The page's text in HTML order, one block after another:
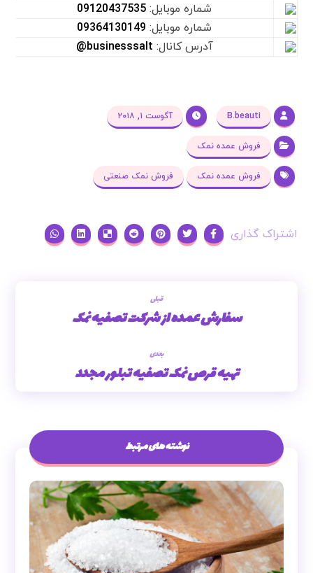
شماره موبایل: 09120437535
شماره موبایل: 09364130149
آدرس کانال: businesssalt@
B.beauti آگوست ۱, ۲۰۱۸
فروش عمده نمک
فروش عمده نمک فروش نمک صنعتی
قبلی
سفارش عمده از شرکت تصفیه نمک
بعدی
تهیه قرص نمک تصفیه تبلور مجدد
نوشته های مرتبط